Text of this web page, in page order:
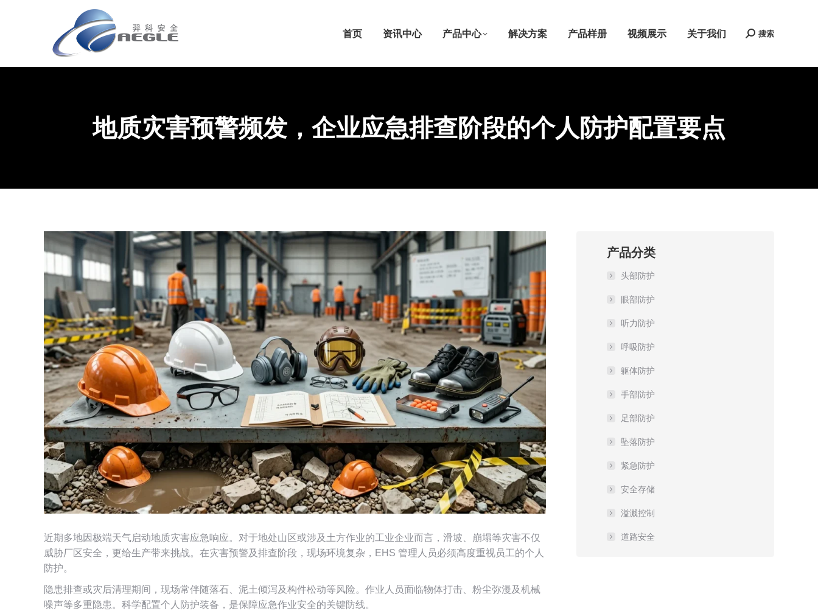
首页 资讯中心 产品中心 解决方案 产品样册 视频展示 关于我们 Search:
搜索
地质灾害预警频发，企业应急排查阶段的个人防护配置要点
近期多地因极端天气启动地质灾害应急响应。对于地处山区或涉及土方作业的工业企业而言，滑坡、崩塌等灾害不仅
威胁厂区安全，更给生产带来挑战。在灾害预警及排查阶段，现场环境复杂，EHS 管理人员必须高度重视员工的个人
防护。
隐患排查或灾后清理期间，现场常伴随落石、泥土倾泻及构件松动等风险。作业人员面临物体打击、粉尘弥漫及机械
噪声等多重隐患。科学配置个人防护装备，是保障应急作业安全的关键防线。
产品分类
头部防护
眼部防护
听力防护
呼吸防护
躯体防护
手部防护
足部防护
坠落防护
紧急防护
安全存储
溢溅控制
道路安全